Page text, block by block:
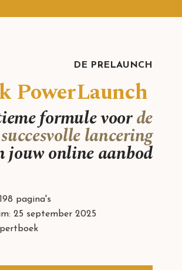
DE PRELAUNCH
PowerLaunch
formule voorde
lancering
jouw online aanbod
pagina's
25 september 2025